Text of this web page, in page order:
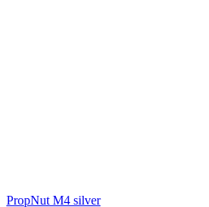
PropNut M4 silver